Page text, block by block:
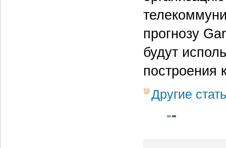
прогнозу
будут
построения
Другие